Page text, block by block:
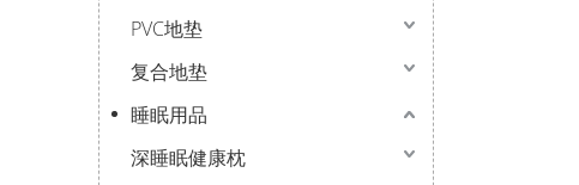
PVC地垫
复合地垫
睡眠用品
深睡眠健康枕